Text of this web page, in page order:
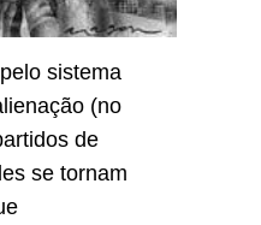
sistema
(no
de
se tornam